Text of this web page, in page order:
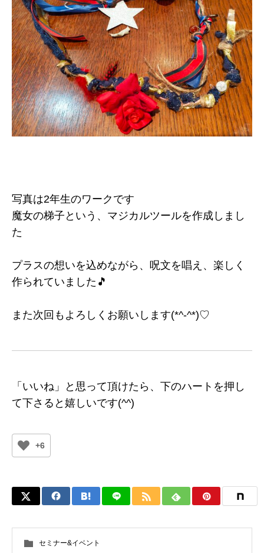
写真は2年生のワークです
魔女の梯子という、マジカルツールを作成しまし
た
プラスの想いを込めながら、呪文を唱え、楽しく
作られていました🎵
また次回もよろしくお願いします(*^-^*)♡
「いいね」と思って頂けたら、下のハートを押し
て下さると嬉しいです(^^)
+6
セミナー&イベント